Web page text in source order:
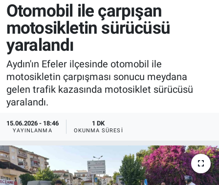
Otomobil ile çarpışan
motosikletin sürücüsü
yaralandı
Aydın'ın Efeler ilçesinde otomobil ile
motosikletin çarpışması sonucu meydana
gelen trafik kazasında motosiklet sürücüsü
yaralandı.
15.06.2026 - 18:46
YAYINLANMA
1 DK
OKUNMA SÜRESI